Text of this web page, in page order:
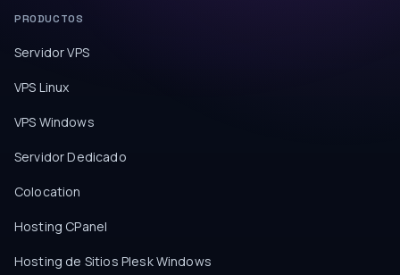
PRODUCTOS
Servidor VPS
VPS Linux
VPS Windows
Servidor Dedicado
Colocation
Hosting CPanel
Hosting de Sitios Plesk Windows